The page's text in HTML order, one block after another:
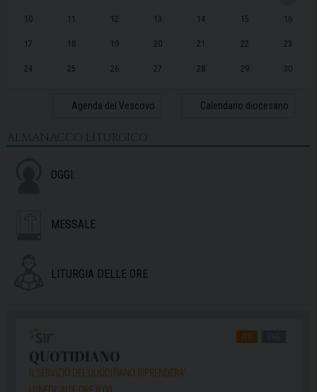
10 11 12 13 14 15 16
17 18 19 20 21 22 23
24 25 26 27 28 29 30
Agenda del Vescovo Calendario diocesano
ALMANACCO LITURGICO
OGGI:
MESSALE
LITURGIA DELLE ORE